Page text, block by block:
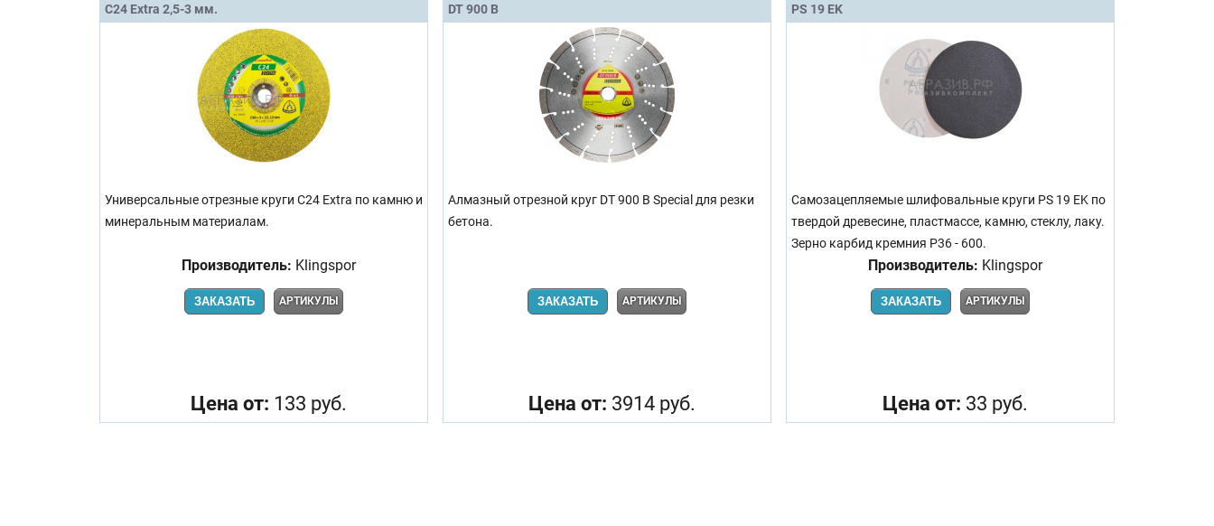
C24 Extra 2,5-3 мм.
Универсальные отрезные круги C24 Extra по камню и
минеральным материалам.
Производитель: Klingspor
ЗАКАЗАТЬ АРТИКУЛЫ
Цена от: 133 руб.
DT 900 B
Алмазный отрезной круг DT 900 B Special для резки
бетона.
ЗАКАЗАТЬ АРТИКУЛЫ
Цена от: 3914 руб.
PS 19 EK
Самозацепляемые шлифовальные круги PS 19 EK по
твердой древесине, пластмассе, камню, стеклу, лаку.
Зерно карбид кремния Р36 - 600.
Производитель: Klingspor
ЗАКАЗАТЬ АРТИКУЛЫ
Цена от: 33 руб.